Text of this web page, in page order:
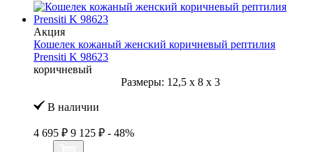
Акция
Кошелек кожаный женский коричневый рептилия
Prensiti K 98623
коричневый
Размеры: 12,5 x 8 x 3
В наличии
4 695 ₽ 9 125 ₽ - 48%